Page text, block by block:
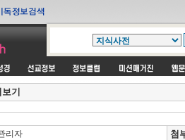
기
리자
첨